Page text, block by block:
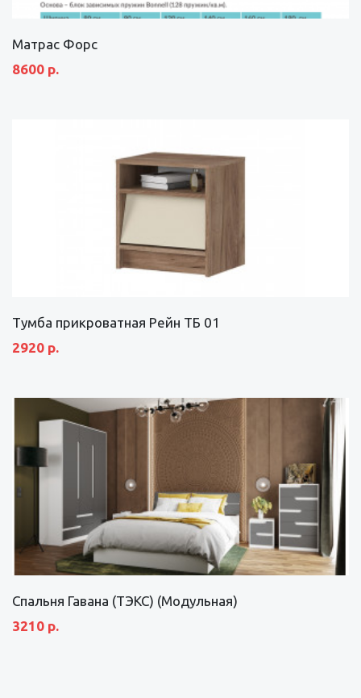
Матрас Форс
8600 р.
Тумба прикроватная Рейн ТБ 01
2920 р.
Спальня Гавана (ТЭКС) (Модульная)
3210 р.